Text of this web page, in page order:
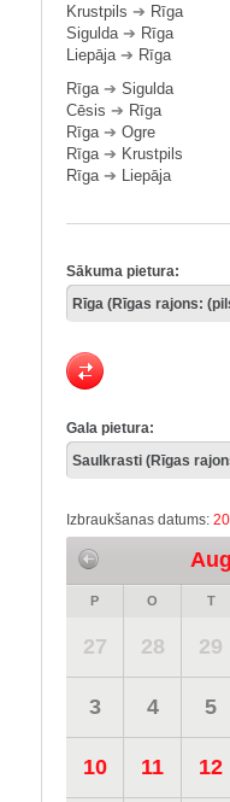
Krustpils ➔ Rīga
Sigulda➔ Rīga
Liepāja➔ Rīga
Rīga➔ Sigulda
Cēsis ➔ Rīga
Rīga➔ Ogre
Rīga➔ Krustpils
Rīga➔ Liepāja
Sākuma pietura:
Gala pietura:
Izbraukšanas datums:
P O T
27 28 29
3 4 5
10 11 12